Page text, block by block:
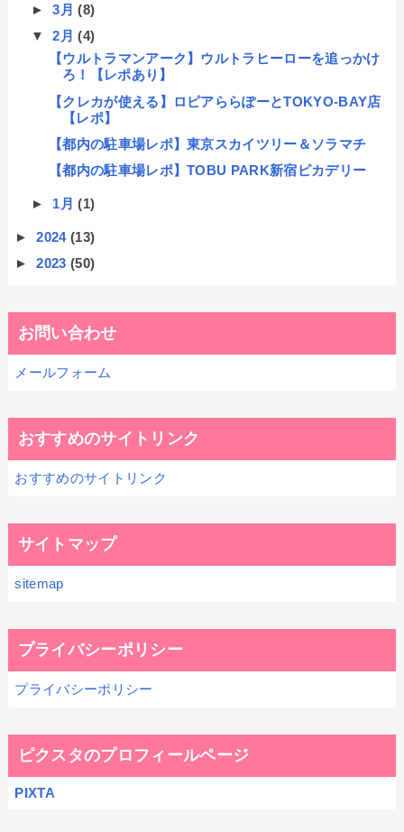
►3月(8)
▼2月(4)
【ウルトラマンアーク】ウルトラヒーローを追っかけ
ろ！【レポあり】
【クレカが使える】ロピアららぽーとTOKYO-BAY店
【レポ】
【都内の駐車場レポ】東京スカイツリー＆ソラマチ
【都内の駐車場レポ】TOBU PARK新宿ピカデリー
► 1月(1)
►2024(13)
►2023(50)
お問い合わせ
メールフォーム
おすすめのサイトリンク
おすすめのサイトリンク
サイトマップ
sitemap
プライバシーポリシー
プライバシーポリシー
ピクスタのプロフィールページ
PIXTA